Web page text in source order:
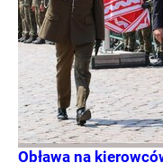
Obława na